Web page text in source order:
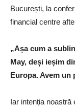
București, la
financial centre
„Așa cum a
May, deși ieșim
Europa. Avem un
Iar intenția